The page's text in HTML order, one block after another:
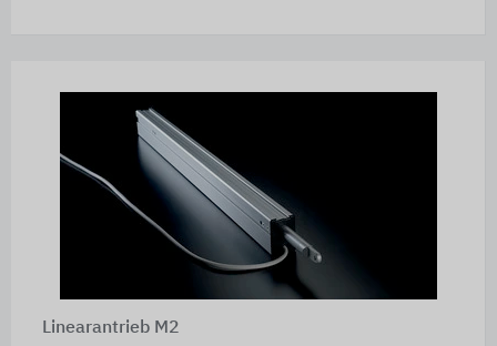
Linearantrieb M2